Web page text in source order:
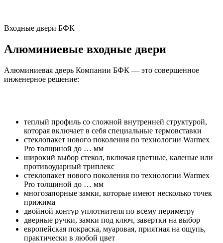
Входные двери БФК
Алюминиевые входные двери
Алюминиевая дверь Компании БФК — это совершенное
инженерное решение:
теплый профиль со сложной внутренней структурой,
которая включает в себя специальные термовставки
стеклопакет нового поколения по технологии Warmex
Pro толщиной до … мм
широкий выбор стекол, включая цветные, каленые или
противоударный триплекс
стеклопакет нового поколения по технологии Warmex
Pro толщиной до … мм
многозапорные замки, которые имеют несколько точек
прижима
двойной контур уплотнителя по всему периметру
дверные ручки, замки под ключ, завертки на выбор
европейская покраска, муаровая, приятная на ощупь,
практически в любой цвет